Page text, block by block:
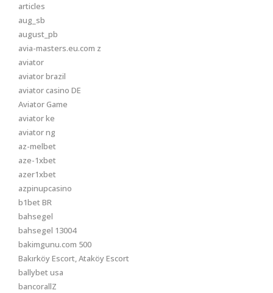
articles
aug_sb
august_pb
avia-masters.eu.com z
aviator
aviator brazil
aviator casino DE
Aviator Game
aviator ke
aviator ng
az-melbet
aze-1xbet
azer1xbet
azpinupcasino
b1bet BR
bahsegel
bahsegel 13004
bakimgunu.com 500
Bakırköy Escort, Ataköy Escort
ballybet usa
bancorallZ